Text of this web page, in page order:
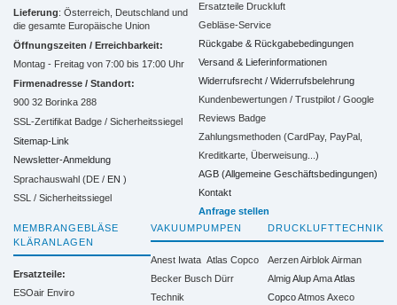
Lieferung: Österreich, Deutschland und
die gesamte Europäische Union
Öffnungszeiten / Erreichbarkeit:
Montag - Freitag von 7:00 bis 17:00 Uhr
Firmenadresse / Standort:
900 32 Borinka 288
SSL-Zertifikat Badge / Sicherheitssiegel
Sitemap-Link
Newsletter-Anmeldung
Sprachauswahl (DE / EN )
SSL / Sicherheitssiegel
Ersatzteile Druckluft
Gebläse-Service
Rückgabe & Rückgabebedingungen
Versand & Lieferinformationen
Widerrufsrecht / Widerrufsbelehrung
Kundenbewertungen / Trustpilot / Google
Reviews Badge
Zahlungsmethoden (CardPay, PayPal,
Kreditkarte, Überweisung...)
AGB (Allgemeine Geschäftsbedingungen)
Kontakt
Anfrage stellen
MEMBRANGEBLÄSE
KLÄRANLAGEN
Ersatzteile:
ESOair Enviro
VAKUUMPUMPEN
Anest Iwata Atlas Copco
Becker Busch Dürr
Technik
DRUCKLUFTTECHNIK
AerzenAirblok Airman
Almig Alup Ama Atlas
Copco Atmos Axeco